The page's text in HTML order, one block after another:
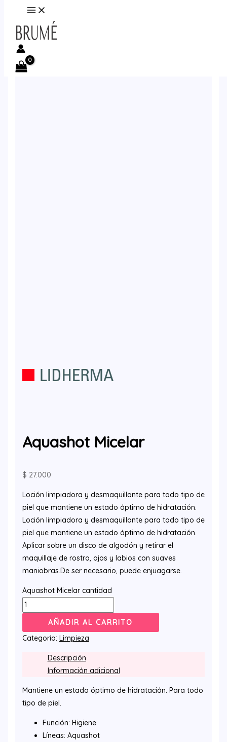
Ir al contenido
Aquashot Micelar
$ 27.000
Loción limpiadora y desmaquillante para todo tipo de
piel que mantiene un estado óptimo de hidratación.
Loción limpiadora y desmaquillante para todo tipo de
piel que mantiene un estado óptimo de hidratación.
Aplicar sobre un disco de algodón y retirar el
maquillaje de rostro, ojos y labios con suaves
maniobras.De ser necesario, puede enjuagarse.
Aquashot Micelar cantidad
AÑADIR AL CARRITO
Categoría: Limpieza
Descripción
Información adicional
Mantiene un estado óptimo de hidratación. Para todo
tipo de piel.
Función: Higiene
Líneas: Aquashot